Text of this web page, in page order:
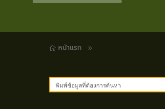
 หน้าแรก 9